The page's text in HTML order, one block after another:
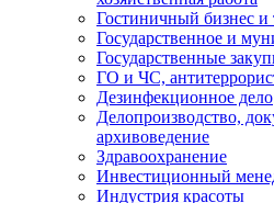
Гостиничный бизнес и
Государственное и
Государственные
ГО и ЧС,
Дезинфекционное дело
Делопроизводство,
архивоведение
Здравоохранение
Инвестиционный
Индустрия красоты